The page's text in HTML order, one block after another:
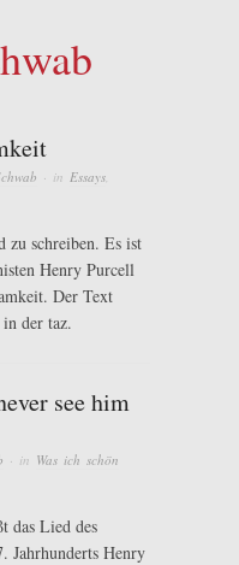
· in Essays,
zu schreiben. Es ist
Henry Purcell
Der Text
der taz.
see him
· in Was ich schön
das Lied des
Jahrhunderts Henry